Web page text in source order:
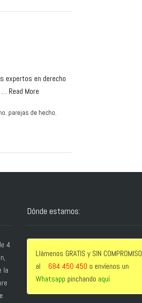
expertos en derecho
… Read More
, parejas de hecho,
4
la
Dónde estamos:
Llámenos GRATIS y SIN COMPROMISO
al 684 450 450 o envíenos un
Whatsapp pinchando aquí